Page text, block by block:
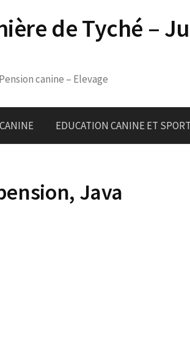
de Tyché –
canine – Elevage
EDUCATION CANINE ET
Java